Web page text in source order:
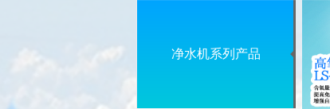
净水机系列产品